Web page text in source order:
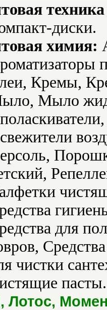
диски.
химия:
Кремы,
Мыло
для
чистки
Лотос,